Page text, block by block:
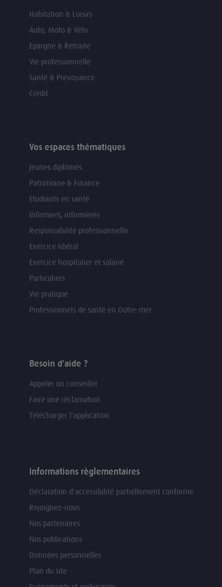
Habitation & Loisirs
Auto, Moto & Vélo
Epargne & Retraite
Vie professionnelle
Santé & Prévoyance
Crédit
Vos espaces thématiques
Jeunes diplômés
Patrimoine & Finance
Etudiants en santé
Infirmiers, infirmières
Responsabilité professionnelle
Exercice libéral
Exercice hospitalier et salarié
Particuliers
Vie pratique
Professionnels de santé en Outre-mer
Besoin d'aide ?
Appeler un conseiller
Faire une réclamation
Télécharger l'application
Informations règlementaires
Déclaration d'accessibilité partiellement conforme
Rejoignez-nous
Nos partenaires
Nos publications
Données personnelles
Plan du site